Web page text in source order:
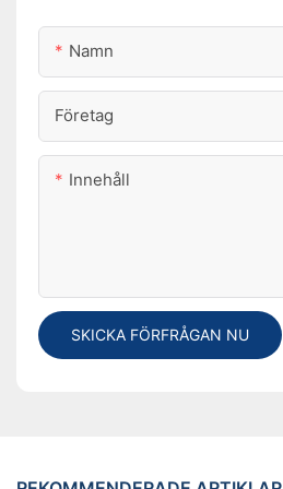
Namn
Företag
Innehåll
SKICKA FÖRFRÅGAN NU